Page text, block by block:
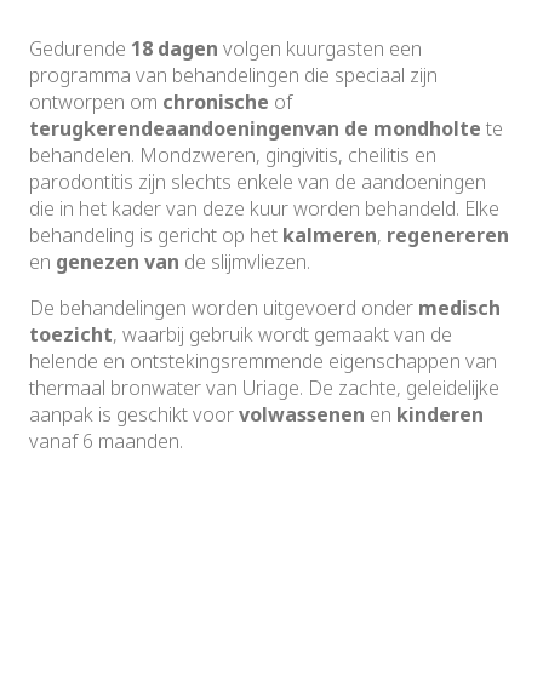
Gedurende 18 dagen volgen kuurgasten een
programma van behandelingen die speciaal zijn
ontworpen om chronische of
terugkerendeaandoeningenvan de mondholte te
behandelen. Mondzweren, gingivitis, cheilitis en
parodontitis zijn slechts enkele van de aandoeningen
die in het kader van deze kuur worden behandeld. Elke
behandeling is gericht op het kalmeren, regenereren
en genezen van de slijmvliezen.
De behandelingen worden uitgevoerd onder medisch
toezicht, waarbij gebruik wordt gemaakt van de
helende en ontstekingsremmende eigenschappen van
thermaal bronwater van Uriage. De zachte, geleidelijke
aanpak is geschikt voorvolwassenen en kinderen
vanaf 6 maanden.